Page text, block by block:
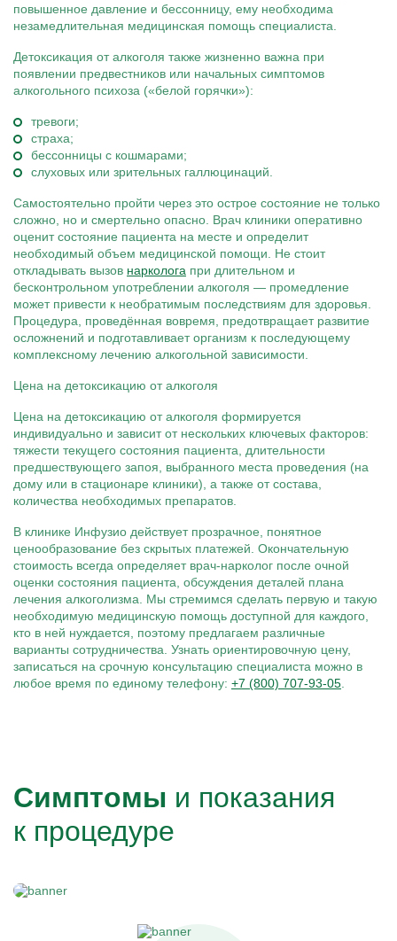
повышенное давление и бессонницу, ему необходима
незамедлительная медицинская помощь специалиста.
Детоксикация от алкоголя также жизненно важна при
появлении предвестников или начальных симптомов
алкогольного психоза («белой горячки»):
тревоги;
страха;
бессонницы с кошмарами;
слуховых или зрительных галлюцинаций.
Самостоятельно пройти через это острое состояние не только
сложно, но и смертельно опасно. Врач клиники оперативно
оценит состояние пациента на месте и определит
необходимый объем медицинской помощи. Не стоит
откладывать вызов нарколога при длительном и
бесконтрольном употреблении алкоголя — промедление
может привести к необратимым последствиям для здоровья.
Процедура, проведённая вовремя, предотвращает развитие
осложнений и подготавливает организм к последующему
комплексному лечению алкогольной зависимости.
Цена на детоксикацию от алкоголя
Цена на детоксикацию от алкоголя формируется
индивидуально и зависит от нескольких ключевых факторов:
тяжести текущего состояния пациента, длительности
предшествующего запоя, выбранного места проведения (на
дому или в стационаре клиники), а также от состава,
количества необходимых препаратов.
В клинике Инфузио действует прозрачное, понятное
ценообразование без скрытых платежей. Окончательную
стоимость всегда определяет врач-нарколог после очной
оценки состояния пациента, обсуждения деталей плана
лечения алкоголизма. Мы стремимся сделать первую и такую
необходимую медицинскую помощь доступной для каждого,
кто в ней нуждается, поэтому предлагаем различные
варианты сотрудничества. Узнать ориентировочную цену,
записаться на срочную консультацию специалиста можно в
любое время по единому телефону: +7 (800) 707-93-05
Симптомы и показания
к процедуре